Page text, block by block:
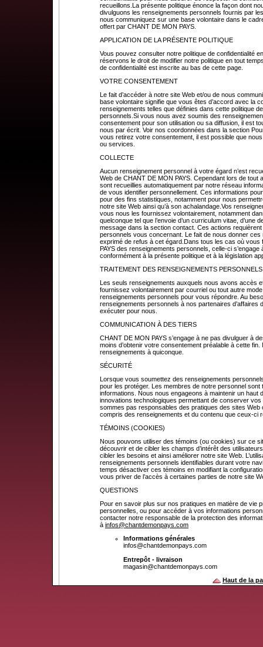
recueillons.La présente politique énonce la façon dont
divulguons les renseignements personnels fournis par
nous communiquez sur une base volontaire dans le
offert par CHANT DE MON PAYS.
APPLICATION DE LA PRÉSENTE POLITIQUE
Vous pouvez consulter notre politique de confidentialité
réservons le droit de modifier notre politique en tout
de confidentialité est inscrite au bas de cette page.
VOTRE CONSENTEMENT
Le fait d’accéder à notre site Web et/ou de nous
base volontaire signifie que vous êtes d’accord avec la
renseignements telles que définies dans cette politique
personnels.Si vous nous avez soumis des
consentement pour son utilisation ou sa diffusion, il est
nous par écrit. Voir nos coordonnées dans la section
vous retirez votre consentement, il est possible que
ou services.
COLLECTE
Aucun renseignement personnel à votre égard n’est
Web de CHANT DE MON PAYS. Cependant lors de
sont recueillies automatiquement par notre réseau
de vous identifier personnellement. Ces informations
pour des fins statistiques, notamment pour nous
notre site Web ainsi qu’à son achalandage.Vos
vous nous les fournissez volontairement, notamment
quelconque tel que l’envoie d’un curriculum vitae,
message dans la section contact. Ces actions
personnels vous concernant. Le fait de nous donner
exprimé de refus à cet égard.Dans tous les cas où
PAYS des renseignements personnels, celle-ci
conformément à la présente politique et à la législation
TRAITEMENT DES RENSEIGNEMENTS PERSONNELS
Les seuls renseignements auxquels nous avons accès
fournissez volontairement par courriel ou tout autre
renseignements personnels pour vous répondre. Au
renseignements personnels à nos partenaires
exécuter pour nous.
COMMUNICATION À DES TIERS
CHANT DE MON PAYS s’engage à ne pas divulguer à
moins d’obtenir votre consentement préalable à cette
renseignements à quiconque.
SÉCURITÉ
Lorsque vous soumettez des renseignements
pour les protéger. Les membres de notre personnel
informations. Nous nous engageons à maintenir un haut
innovations technologiques permettant de conserver
sommes pas responsables des pratiques des sites
compris des renseignements et du contenu que ceux-ci
TÉMOINS (COOKIES)
Nous pouvons utiliser des témoins (ou cookies) sur ce
découvrir et de cibler les champs d’intérêt des
cibler les besoins et ainsi améliorer notre site Web.
renseignements personnels identifiables durant votre
temps désactiver ces témoins en modifiant la
vous priver de l’accès à certaines parties de notre site
QUESTIONS
Pour en savoir plus sur nos pratiques en matière de vie
personnelles, ou pour accéder à vos informations
contacter notre responsable de la protection des
à infos@chantdemonpays.com
Informations générales
infos@chantdemonpays.com
Entrepôt - livraison
magasin@chantdemonpays.com
Haut de la